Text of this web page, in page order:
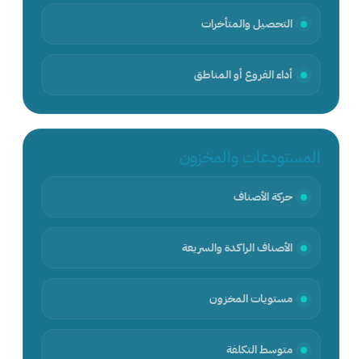
التحصيل والمتأخرات
أداء الفروع أو المناطق
المستودعات والمخزون
حركة الأصناف
الأصناف الراكدة والسريعة
مستويات المخزون
متوسط التكلفة